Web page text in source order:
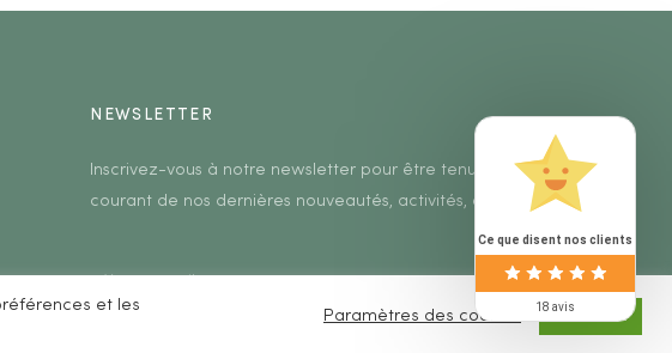
NEWSLETTER
Inscrivez-vous à notre newsletter pour être tenu au
courant de nos dernières nouveautés, activités, etc.
et les
Paramètres des cookies ACCEPTER
Ce que disent nos clients
18 avis